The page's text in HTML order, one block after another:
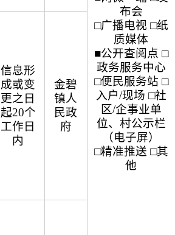
布会
□广播电视 □纸
质媒体
■公开查阅点 □
政务服务中心
□便民服务站 □
入户/现场 □社
区/企事业单
位、村公示栏
（电子屏）
□精准推送 □其
他
信息形
成或变
更之日
起20个
工作日
内
金碧
镇人
民政
府